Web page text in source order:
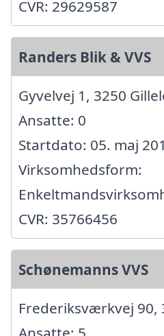
CVR: 29629587
Randers Blik & VVS
Gyvelvej 1, 3250
Ansatte: 0
Startdato: 05. maj
Virksomhedsform:
CVR: 35766456
Schønemanns VVS
Frederiksværkvej 90,